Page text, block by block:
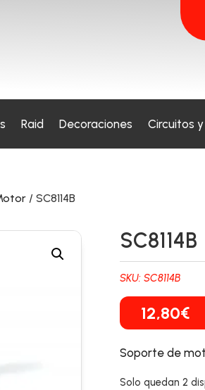
Raid Decoraciones Circuitos
/ SC8114B
SC8114B
SKU:SC8114B
12,80€
Soporte de
Solo quedan 2